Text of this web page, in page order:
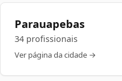
Parauapebas
34 profissionais
Ver página da cidade →